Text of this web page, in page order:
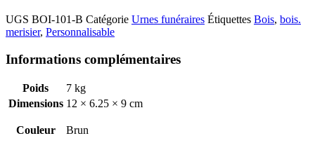
UGS BOI-101-B Catégorie Urnes funéraires Étiquettes Bois, bois.
merisier, Personnalisable
Informations complémentaires
Poids
7 kg
Dimensions 12 × 6.25 × 9 cm
Couleur Brun